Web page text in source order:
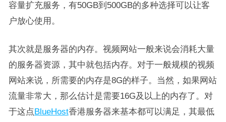
容量扩充服务，有50GB到500GB的多种选择可以让客
户放心使用。
其次就是服务器的内存。视频网站一般来说会消耗大量
的服务器资源，其中就包括内存。对于一般规模的视频
网站来说，所需要的内存是8G的样子。当然，如果网站
流量非常大，那么估计是需要16G及以上的内存了。对
于这点BlueHost香港服务器来基本都可以满足，其最低